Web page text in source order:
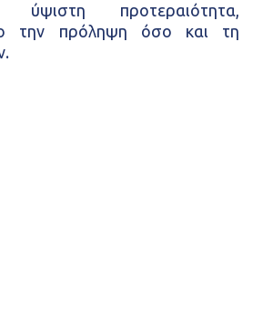
προτεραιότητα,
την πρόληψη όσο και τη